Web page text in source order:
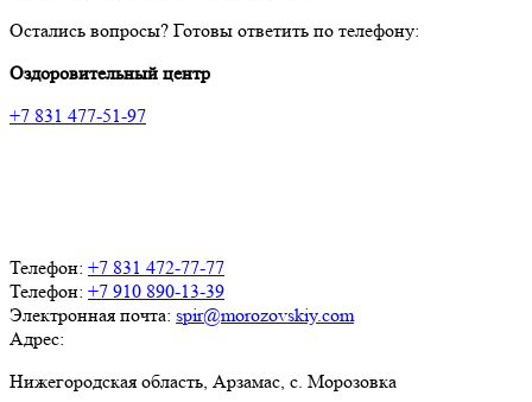
Остались вопросы? Готовы ответить по телефону:
Оздоровительный центр
+7 831 477-51-97
Телефон: +7 831 472-77-77
Телефон: +7 910 890-13-39
Электронная почта: spir@morozovskiy.com
Адрес:
Нижегородская область, Арзамас, с. Морозовка